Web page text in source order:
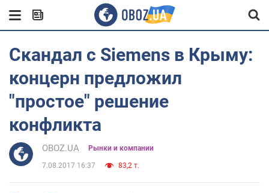
Скандал с Siemens в Крыму:
концерн предложил
"простое" решение
конфликта
OBOZ.UA Рынки и компании
7.08.2017 16:37 83,2 т.